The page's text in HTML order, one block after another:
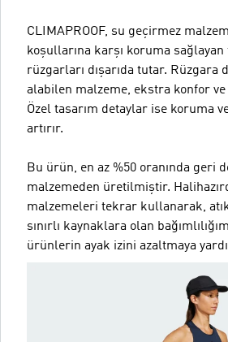
CLIMAPROOF, su geçirmez
koşullarına karşı koruma
rüzgarları dışarıda tutar. Rüzgara
alabilen malzeme, ekstra konfor
Özel tasarım detaylar ise koruma
artırır.
Bu ürün, en az %50 oranında geri
malzemeden üretilmiştir.
malzemeleri tekrar kullanarak,
sınırlı kaynaklara olan
ürünlerin ayak izini azaltmaya